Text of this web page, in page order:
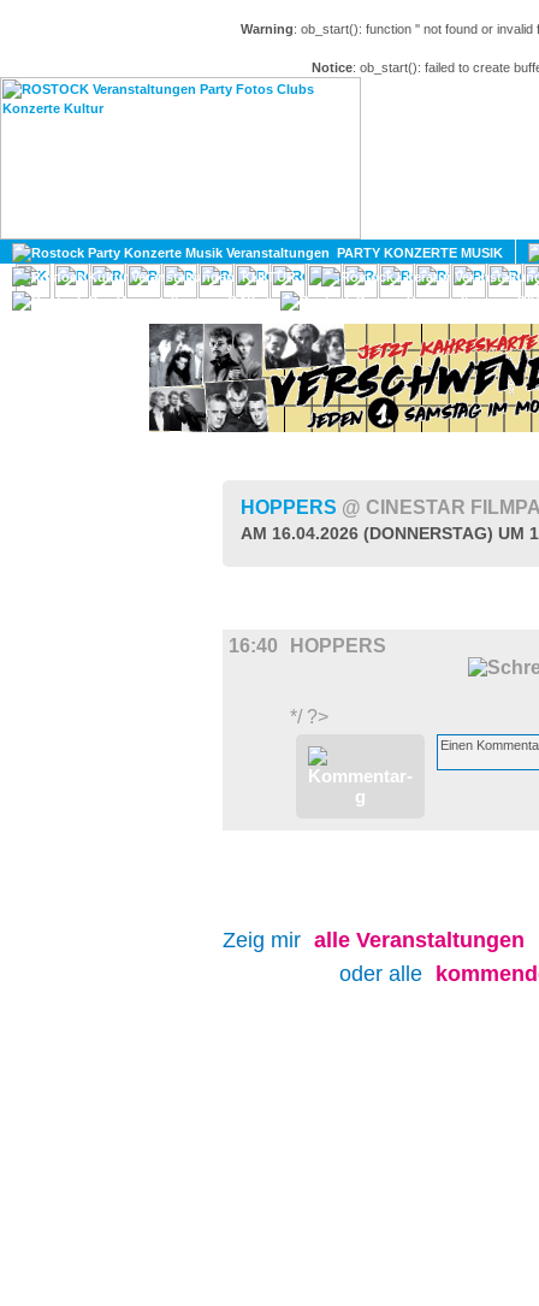
Warning: ob_start(): function '' not found or
Notice: ob_start(): failed to create
PARTY KONZERTE MUSIK
KULTUR
GAY
HOPPERS @ CINESTAR
AM 16.04.2026 (DONNERSTAG) UM
16:40 HOPPERS
*/ ?>
Zeig mir alle Veranstaltungen
oder alle